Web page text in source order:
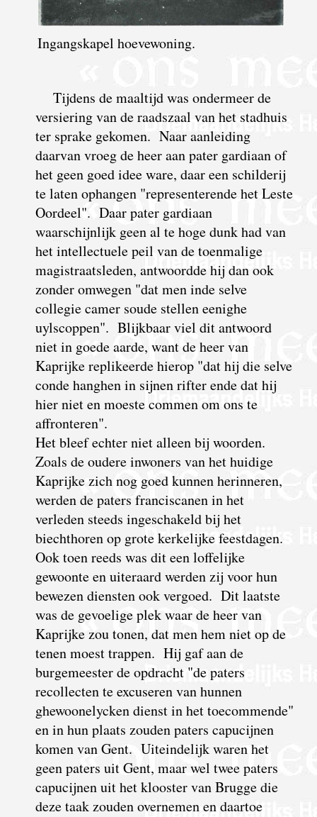
Ingangskapel hoevewoning.
Tijdens de maaltijd was ondermeer de
versiering van de raadszaal van het stadhuis
ter sprake gekomen. Naar aanleiding
daarvan vroeg de heer aan pater gardiaan of
het geen goed idee ware, daar een schilderij
te laten ophangen "representerende het Leste
Oordeel". Daar pater gardiaan
waarschijnlijk geen al te hoge dunk had van
het intellectuele peil van de toenmalige
magistraatsleden, antwoordde hij dan ook
zonder omwegen "dat men inde selve
collegie camer soude stellen eenighe
uylscoppen". Blijkbaar viel dit antwoord
niet in goede aarde, want de heer van
Kaprijke replikeerde hierop "dat hij die selve
conde hanghen in sijnen rifter ende dat hij
hier niet en moeste commen om ons te
affronteren".
Het bleef echter niet alleen bij woorden.
Zoals de oudere inwoners van het huidige
Kaprijke zich nog goed kunnen herinneren,
werden de paters franciscanen in het
verleden steeds ingeschakeld bij het
biechthoren op grote kerkelijke feestdagen.
Ook toen reeds was dit een loffelijke
gewoonte en uiteraard werden zij voor hun
bewezen diensten ook vergoed. Dit laatste
was de gevoelige plek waar de heer van
Kaprijke zou tonen, dat men hem niet op de
tenen moest trappen. Hij gaf aan de
burgemeester de opdracht "de paters
recollecten te excuseren van hunnen
ghewoonelycken dienst in het toecommende"
en in hun plaats zouden paters capucijnen
komen van Gent. Uiteindelijkwaren het
geen paters uit Gent, maar wel twee paters
capucijnen uit het klooster van Brugge die
deze taak zouden overnemen en daartoe